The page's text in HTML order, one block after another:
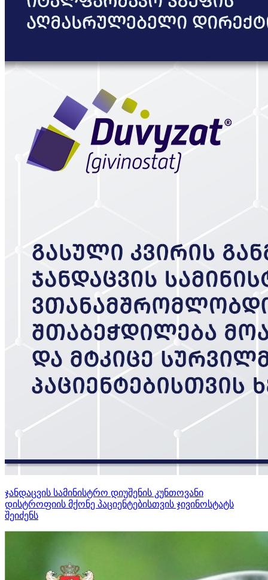
ჯანდაცვის სამინისტრო დიუშენის კუნთოვანი
დისტროფიის მქონე პაციენტებისთვის ჯივინოსტატს
შეიძენს